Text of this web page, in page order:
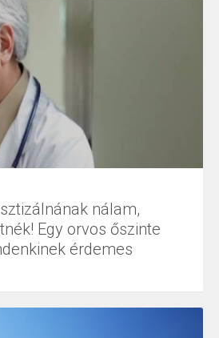
nálam,
Egy orvos őszinte
érdemes